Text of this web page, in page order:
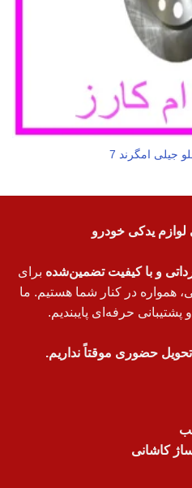
جیلی امگرند 7
یدکی خودرو
و با کیفیت تضمین‌شده برای
همواره در کنار شما هستیم. ما
حرفه‌ای پایبندیم.
حضوری موقتاً نداریم.
کاشانی